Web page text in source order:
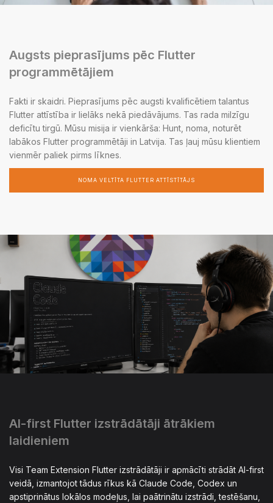
Augsts pieprasījums pēc Flutter
programmētājiem
Fakti ir skaidri. Pieprasījums pēc augsti kvalificētiem talantus
Flutter attīstība ir lielāks nekā piedāvājums. Tas rada milzīgu
deficītu tirgū. Mūsu misija ir vienkārša: Hunt, noma, noturēt
labākos Flutter programmētāji in Latvija. Tas ļauj mūsu klientiem
vienmēr paliek pirms līknes.
NOMA VELTĪTA FLUTTER ATTĪSTĪTĀJS
AI-first Flutter izstrādātāji ātrākiem
laidieniem
Visi Team Extension Flutter izstrādātāji ir apmācīti strādāt AI-first
veidā, izmantojot tādus rīkus kā Claude Code, Codex un
apstiprinātus lokālos modeļus, lai paātrinātu izstrādi, testēšanu,